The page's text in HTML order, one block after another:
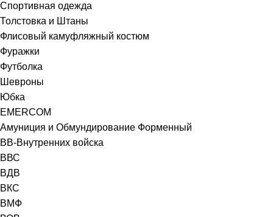
Спортивная одежда
Толстовка и Штаны
Флисовый камуфляжный костюм
Фуражки
Футболка
Шевроны
Юбка
EMERCOM
Амуниция и Обмундирование Форменный
ВВ-Внутренних войска
ВВС
ВДВ
ВКС
ВМФ